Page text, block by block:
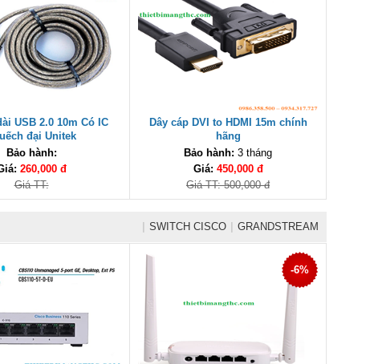
USB 2.0 10m Có IC
đại Unitek
Bảo hành:
260,000 đ
Giá TT:
Dây cáp DVI to HDMI 15m chính
hãng
Bảo hành: 3 tháng
Giá: 450,000 đ
Giá TT: 500,000 đ
| SWITCH CISCO | GRANDSTREAM
-6%